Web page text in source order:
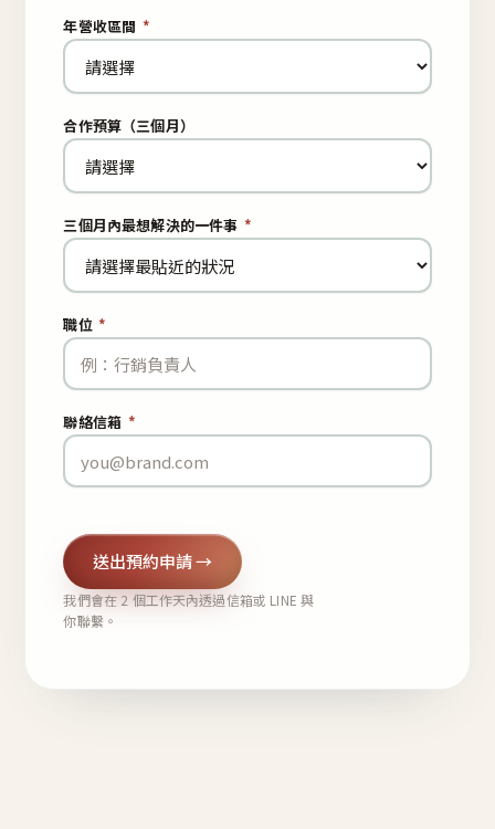
年營收區間 *
合作預算（三個月）
三個月內最想解決的一件事 *
職位 *
聯絡信箱 *
送出預約申請 →
我們會在 2 個工作天內透過信箱或 LINE 與
你聯繫。